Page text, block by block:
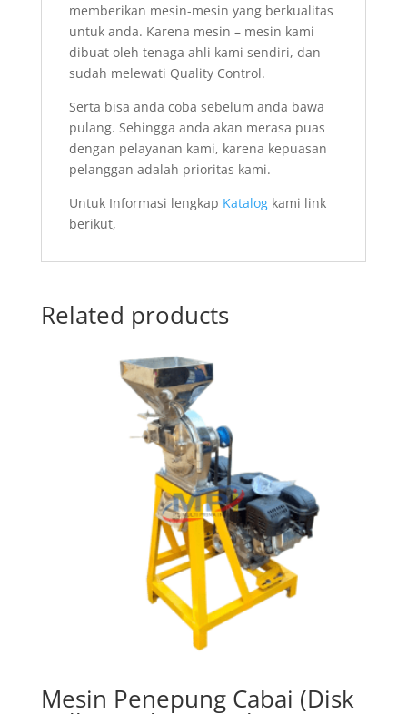
memberikan mesin-mesin yang berkualitas
untuk anda. Karena mesin – mesin kami
dibuat oleh tenaga ahli kami sendiri, dan
sudah melewati Quality Control.
Serta bisa anda coba sebelum anda bawa
pulang. Sehingga anda akan merasa puas
dengan pelayanan kami, karena kepuasan
pelanggan adalah prioritas kami.
Untuk Informasi lengkap Katalogkami link
berikut,
Related products
Mesin Penepung Cabai (Disk